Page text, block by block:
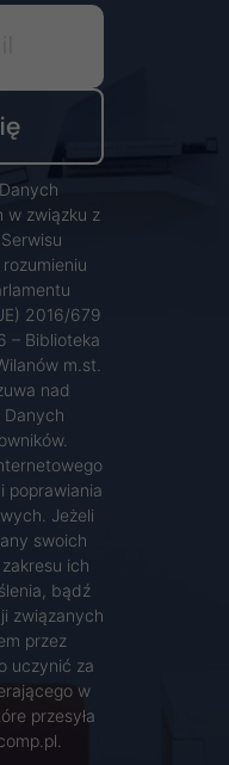
w związku z
2016/679
– Biblioteka
m.st.
nad
Danych
poprawiania
Jeżeli
swoich
ich
bądź
związanych
przez
uczynić za
w
przesyła